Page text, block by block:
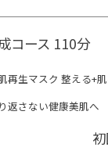
コース 110分
生マスク 整える+肌
返さない健康美肌へ